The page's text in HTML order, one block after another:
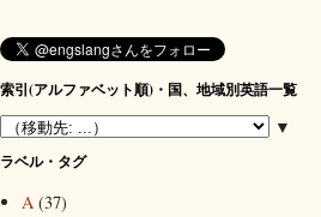
索引(アルファベット順)・国、地域別英語一覧
▼
ラベル・タグ
A (37)